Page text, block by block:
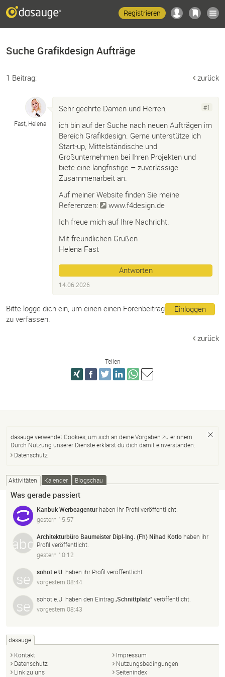
Registrieren
Suche Grafikdesign Aufträge
1 Beitrag: zurück
Fast, Helena
#1
Sehr geehrte Damen und Herren,
ich bin auf der Suche nach neuen Aufträgen im
Bereich Grafikdesign. Gerne unterstütze ich
Start-up, Mittelständische und
Großunternehmen bei Ihren Projekten und
biete eine langfristige – zuverlässige
Zusammenarbeit an.
Auf meiner Website finden Sie meine
Referenzen:
www.f4design.de
Ich freue mich auf Ihre Nachricht.
Mit freundlichen Grüßen
Helena Fast
Antworten
14.06.2026
Einloggen
Bitte logge dich ein, um einen einen Forenbeitrag
zu verfassen.
zurück
Teilen
dasauge verwendet Cookies, um sich an deine Vorgaben zu erinnern.
Durch Nutzung unserer Dienste erklärst du dich damit einverstanden.
Datenschutz
Aktivitäten Kalender Blogschau
Was gerade passiert
Kanbuk Werbeagentur haben ihr Profil veröffentlicht.
gestern 15:57
Architekturbüro Baumeister Dipl-Ing. (Fh) Nihad Kotlo haben ihr
Profil veröffentlicht.
gestern 10:12
sohot e.U. haben ihr Profil veröffentlicht.
vorgestern 08:44
sohot e.U. haben den Eintrag „Schnittplatz“ veröffentlicht.
vorgestern 08:43
dasauge
Kontakt
Impressum
Datenschutz
Nutzungsbedingungen
Link zu uns
Seitenindex